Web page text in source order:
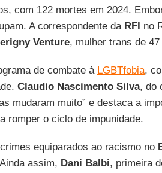
com 122 mortes em 2024.
A correspondente da RFI no
Venture, mulher trans de 47
de combate à LGBTfobia,
Claudio Nascimento Silva, do
mudaram muito” e destaca a
romper o ciclo de impunidade.
equiparados ao racismo no
assim, Dani Balbi, primeira